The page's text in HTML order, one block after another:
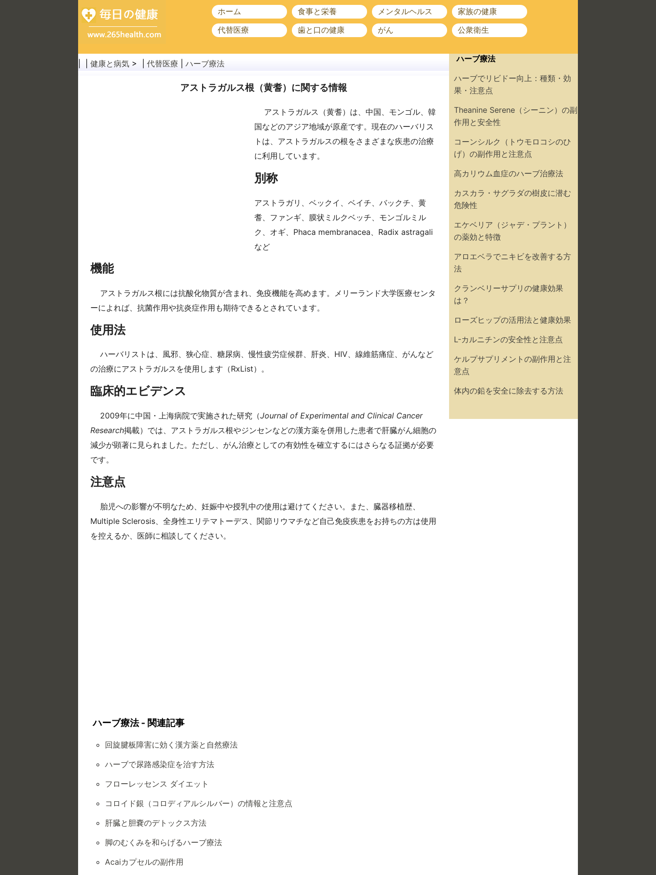
ホーム 食事と栄養 メンタルヘルス
家族の健康
代替医療
歯と口の健康 がん 公衆衛生
健康と病気 > | 代替医療 ハーブ療法
アストラガルス根（黄耆）に関する情報
アストラガルス（黄耆）は、中国、モンゴル、韓
国などのアジア地域が原産です。現在のハーバリス
トは、アストラガルスの根をさまざまな疾患の治療
に利用しています。
別称
アストラガリ、ベックイ、ベイチ、バックチ、黄
耆、ファンギ、膜状ミルクベッチ、モンゴルミル
ク、オギ、Phaca membranacea、Radix astragali
など
機能
アストラガルス根には抗酸化物質が含まれ、免疫機能を高めます。メリーランド大学医療センタ
ーによれば、抗菌作用や抗炎症作用も期待できるとされています。
使用法
ハーバリストは、風邪、狭心症、糖尿病、慢性疲労症候群、肝炎、HIV、線維筋痛症、がんなど
の治療にアストラガルスを使用します（RxList）。
臨床的エビデンス
2009年に中国・上海病院で実施された研究（Journal of Experimental and Clinical Cancer
Research掲載）では、アストラガルス根やジンセンなどの漢方薬を併用した患者で肝臓がん細胞の
減少が顕著に見られました。ただし、がん治療としての有効性を確立するにはさらなる証拠が必要
です。
注意点
胎児への影響が不明なため、妊娠中や授乳中の使用は避けてください。また、臓器移植歴、
Multiple Sclerosis、全身性エリテマトーデス、関節リウマチなど自己免疫疾患をお持ちの方は使用
を控えるか、医師に相談してください。
ハーブ療法 - 関連記事
回旋腱板障害に効く漢方薬と自然療法
ハーブで尿路感染症を治す方法
フローレッセンス ダイエット
コロイド銀（コロディアルシルバー）の情報と注意点
肝臓と胆嚢のデトックス方法
脚のむくみを和らげるハーブ療法
Acaiカプセルの副作用
ハーブ療法
ハーブでリビドー向上：種類・効
果・注意点
Theanine Serene（シーニン）の副
作用と安全性
コーンシルク（トウモロコシのひ
げ）の副作用と注意点
高カリウム血症のハーブ治療法
カスカラ・サグラダの樹皮に潜む
危険性
エケベリア（ジャデ・プラント）
の薬効と特徴
アロエベラでニキビを改善する方
法
クランベリーサプリの健康効果
は？
ローズヒップの活用法と健康効果
L-カルニチンの安全性と注意点
ケルプサプリメントの副作用と注
意点
体内の鉛を安全に除去する方法